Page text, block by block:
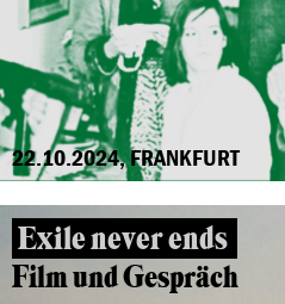
22.10.2024, FRANKFURT
Exile never ends
Film und Gespräch